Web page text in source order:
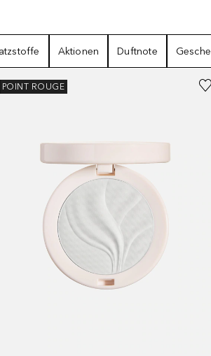
Aktionen Duftnote
POINT ROUGE
+1